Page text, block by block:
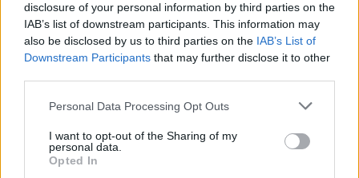
disclosure of your personal information by third parties on the
IAB’s list of downstream participants. This information may
also be disclosed by us to third parties on the IAB’s List of
Downstream Participants that may further disclose it to other
Please note that this website/app uses one or more Google
not limited to your visit or usage behaviour. You may click to
grant or deny consent to Google and its third-party tags to
use your data for below specified purposes in below Google
Personal Data Processing Opt Outs
I want to opt-out of the Sharing of my
personal data.
Opted In
ΕΛΛΑΔΑ
ΕΛΓΕΚΑ: Προληπτική ανάκληση προϊόντος
μαρμελάδας φράουλας γνωστής μάρκας